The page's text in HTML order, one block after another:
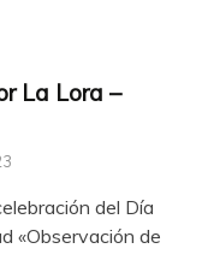
La Lora –
del Día
«Observación de